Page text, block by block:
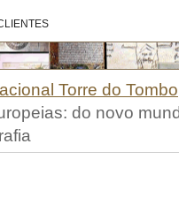
Torre do Tombo
do novo